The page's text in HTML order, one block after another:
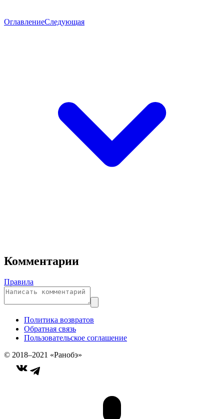
ОглавлениеСледующая
Комментарии
Правила
Политика возвратов
Обратная связь
Пользовательское соглашение
© 2018–2021 «Ранобэ»